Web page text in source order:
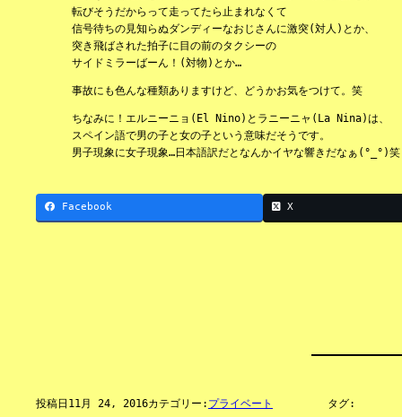
転びそうだからって走ってたら止まれなくて
信号待ちの見知らぬダンディーなおじさんに激突(対人)とか、
突き飛ばされた拍子に目の前のタクシーの
サイドミラーばーん！(対物)とか…
事故にも色んな種類ありますけど、どうかお気をつけて。笑
ちなみに！エルニーニョ(El Nino)とラニーニャ(La Nina)は、
スペイン語で男の子と女の子という意味だそうです。
男子現象に女子現象…日本語訳だとなんかイヤな響きだなぁ(°_°)笑
Facebook X
投稿日 11月 24, 2016カテゴリー: プライベート タグ: